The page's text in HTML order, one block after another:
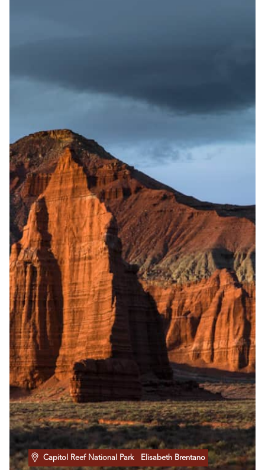
Capitol Reef National Park Elisabeth Brentano